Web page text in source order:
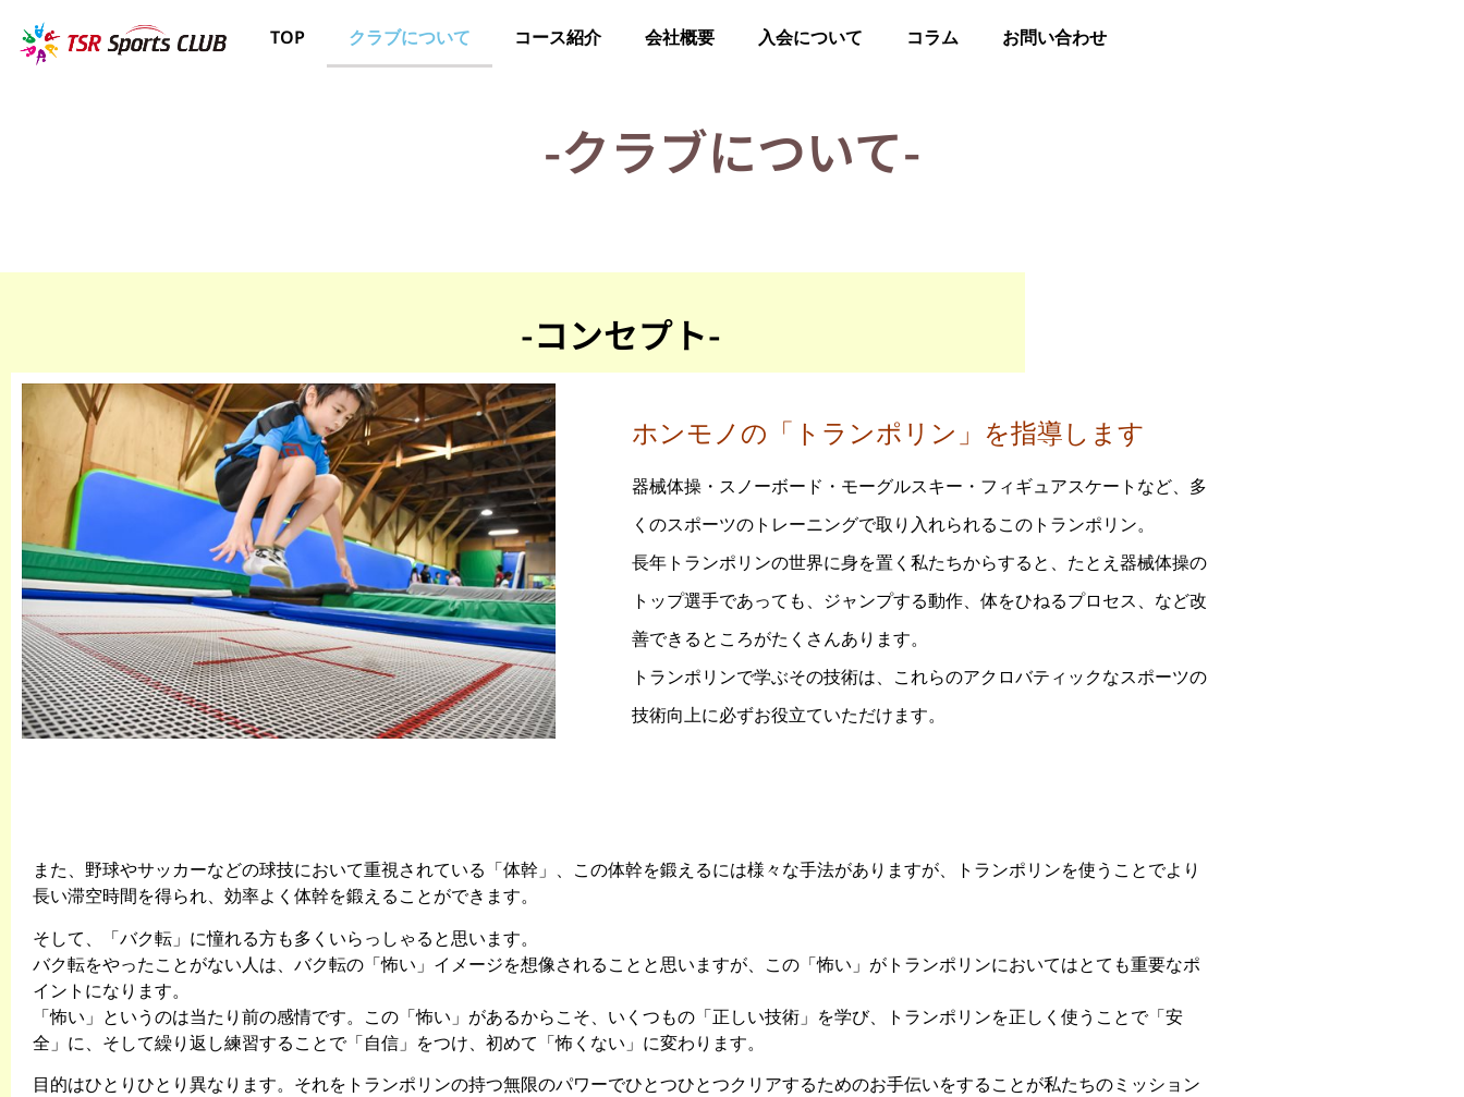
TOP クラブについて コース紹介 会社概要 入会について コラム お問い合わせ
-クラブについて-
-コンセプト-
ホンモノの「トランポリン」を指導します
器械体操・スノーボード・モーグルスキー・フィギュアスケートなど、多
くのスポーツのトレーニングで取り入れられるこのトランポリン。
長年トランポリンの世界に身を置く私たちからすると、たとえ器械体操の
トップ選手であっても、ジャンプする動作、体をひねるプロセス、など改
善できるところがたくさんあります。
トランポリンで学ぶその技術は、これらのアクロバティックなスポーツの
技術向上に必ずお役立ていただけます。
また、野球やサッカーなどの球技において重視されている「体幹」、この体幹を鍛えるには様々な手法がありますが、トランポリンを使うことでより
長い滞空時間を得られ、効率よく体幹を鍛えることができます。
そして、「バク転」に憧れる方も多くいらっしゃると思います。
バク転をやったことがない人は、バク転の「怖い」イメージを想像されることと思いますが、この「怖い」がトランポリンにおいてはとても重要なポ
イントになります。
「怖い」というのは当たり前の感情です。この「怖い」があるからこそ、いくつもの「正しい技術」を学び、トランポリンを正しく使うことで「安
全」に、そして繰り返し練習することで「自信」をつけ、初めて「怖くない」に変わります。
目的はひとりひとり異なります。それをトランポリンの持つ無限のパワーでひとつひとつクリアするためのお手伝いをすることが私たちのミッション